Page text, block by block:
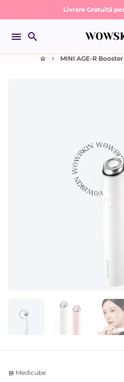
la
conținut
Livrare Gratuită
menu search
home keyboard_arrow_right MINI AGE-R
store Medicube